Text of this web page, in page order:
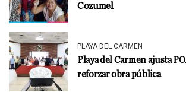
Cozumel
PLAYA DEL CARMEN
Playa del Carmen ajusta
reforzar obra pública